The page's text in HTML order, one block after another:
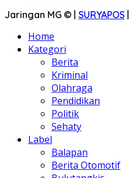
Jaringan MG © | SURYAPOS |
Home
Kategori
Berita
Kriminal
Olahraga
Pendidikan
Politik
Sehaty
Label
Balapan
Berita Otomotif